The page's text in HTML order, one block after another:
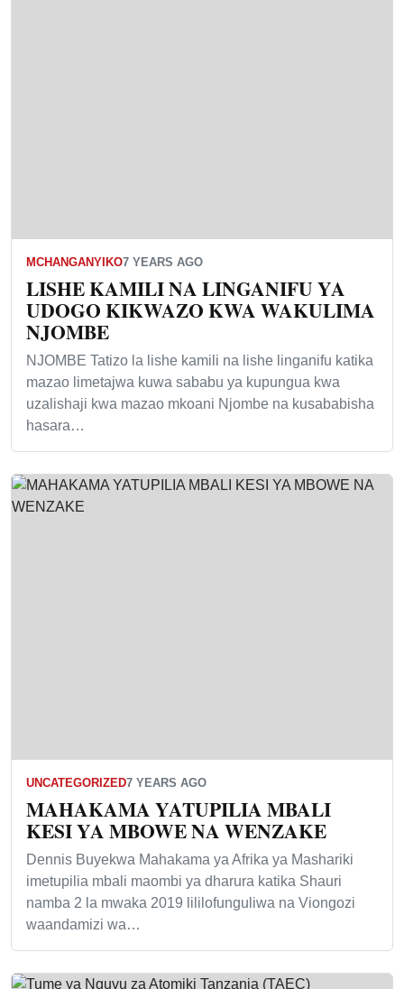
MCHANGANYIKO7 YEARS AGO
LISHE KAMILI NA LINGANIFU YA
UDOGO KIKWAZO KWA WAKULIMA
NJOMBE
NJOMBE Tatizo la lishe kamili na lishe linganifu katika
mazao limetajwa kuwa sababu ya kupungua kwa
uzalishaji kwa mazao mkoani Njombe na kusababisha
hasara…
UNCATEGORIZED7 YEARS AGO
MAHAKAMA YATUPILIA MBALI
KESI YA MBOWE NA WENZAKE
Dennis Buyekwa Mahakama ya Afrika ya Mashariki
imetupilia mbali maombi ya dharura katika Shauri
namba 2 la mwaka 2019 lililofunguliwa na Viongozi
waandamizi wa…